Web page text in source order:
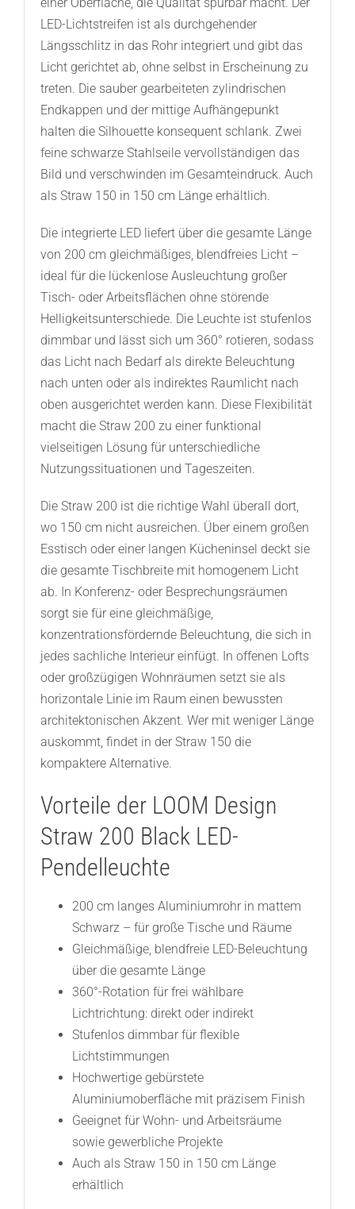
LED-Lichtstreifen ist als durchgehender
Längsschlitz in das Rohr integriert und gibt das
Licht gerichtet ab, ohne selbst in Erscheinung zu
treten. Die sauber gearbeiteten zylindrischen
Endkappen und der mittige Aufhängepunkt
halten die Silhouette konsequent schlank. Zwei
feine schwarze Stahlseile vervollständigen das
Bild und verschwinden im Gesamteindruck. Auch
als Straw 150 in 150 cm Länge erhältlich.
Die integrierte LED liefert über die gesamte Länge
von 200 cm gleichmäßiges, blendfreies Licht –
ideal für die lückenlose Ausleuchtung großer
Tisch- oder Arbeitsflächen ohne störende
Helligkeitsunterschiede. Die Leuchte ist stufenlos
dimmbar und lässt sich um 360° rotieren, sodass
das Licht nach Bedarf als direkte Beleuchtung
nach unten oder als indirektes Raumlicht nach
oben ausgerichtet werden kann. Diese Flexibilität
macht die Straw 200 zu einer funktional
vielseitigen Lösung für unterschiedliche
Nutzungssituationen und Tageszeiten.
Die Straw 200 ist die richtige Wahl überall dort,
wo 150 cm nicht ausreichen. Über einem großen
Esstisch oder einer langen Kücheninsel deckt sie
die gesamte Tischbreite mit homogenem Licht
ab. In Konferenz- oder Besprechungsräumen
sorgt sie für eine gleichmäßige,
konzentrationsfördernde Beleuchtung, die sich in
jedes sachliche Interieur einfügt. In offenen Lofts
oder großzügigen Wohnräumen setzt sie als
horizontale Linie im Raum einen bewussten
architektonischen Akzent. Wer mit weniger Länge
auskommt, findet in der Straw 150 die
kompaktere Alternative.
Vorteile der LOOM Design
Straw 200 Black LED-
Pendelleuchte
200 cm langes Aluminiumrohr in mattem
Schwarz – für große Tische und Räume
Gleichmäßige, blendfreie LED-Beleuchtung
über die gesamte Länge
360°-Rotation für frei wählbare
Lichtrichtung: direkt oder indirekt
Stufenlos dimmbar für flexible
Lichtstimmungen
Hochwertige gebürstete
Aluminiumoberfläche mit präzisem Finish
Geeignet für Wohn- und Arbeitsräume
sowie gewerbliche Projekte
Auch als Straw 150 in 150 cm Länge
erhältlich